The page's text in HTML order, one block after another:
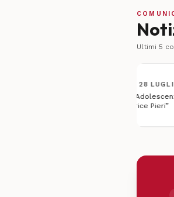
Ultimi 5
28 LUGLIO 2026
Garante per l’Infanzia e l’Adolescenza: “Sulla